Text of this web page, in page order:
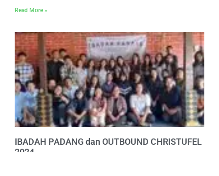
Read More »
IBADAH PADANG dan OUTBOUND CHRISTUFEL
2024